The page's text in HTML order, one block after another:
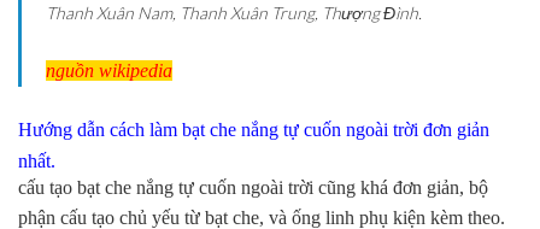
Thanh Xuân Nam, Thanh Xuân Trung, Thượng Đình.
nguồn wikipedia
Hướng dẫn cách làm bạt che nắng tự cuốn ngoài trời đơn giản
nhất.
cấu tạo bạt che nắng tự cuốn ngoài trời cũng khá đơn giản, bộ
phận cấu tạo chủ yếu từ bạt che, và ống linh phụ kiện kèm theo.